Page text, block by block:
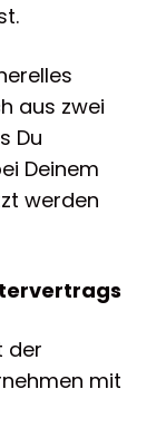
aus zwei
Du
Deinem
werden
der
mit